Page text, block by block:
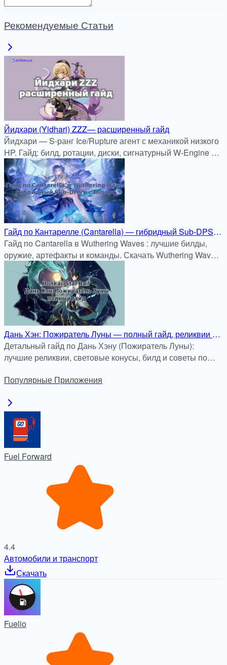
Рекомендуемые Статьи
Йидхари (Yidhari) ZZZ— расширенный гайд
Йидхари — S-ранг Ice/Rupture агент с механикой низкого
HP. Гайд: билд, ротации, диски, сигнатурный W-Engine и
советы по игре на грани.
Гайд по Кантарелле (Cantarella) — гибридный Sub-DPS и
саппорт в Wuthering Waves
Гайд по Cantarella в Wuthering Waves : лучшие билды,
оружие, артефакты и команды. Скачать Wuthering Waves
APK бесплатно на APKDock.
Дань Хэн: Пожиратель Луны — полный гайд, реликвии и
световые конусы (Honkai: Star Rail)
Детальный гайд по Дань Хэну (Пожиратель Луны):
лучшие реликвии, световые конусы, билд и советы по
Популярные Приложения
Fuel Forward
4.4
Автомобили и транспорт
Скачать
Fuelio